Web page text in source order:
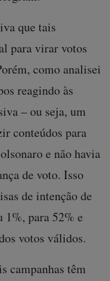
que tais
para virar votos
como analisei
reagindo às
– ou seja, um
conteúdos para
e não havia
de voto. Isso
de intenção de
para 52% e
votos válidos.
campanhas têm